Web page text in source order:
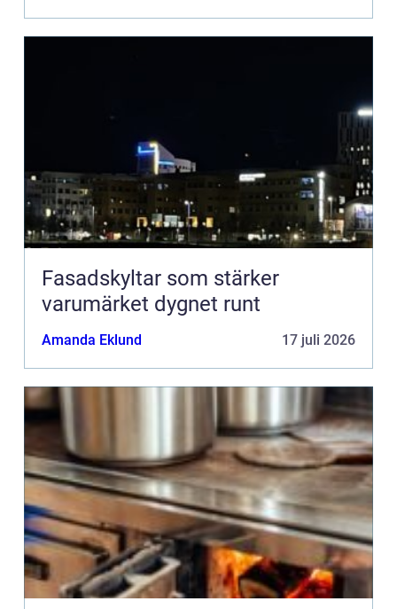
Fasadskyltar som stärker
varumärket dygnet runt
Amanda Eklund 17 juli 2026